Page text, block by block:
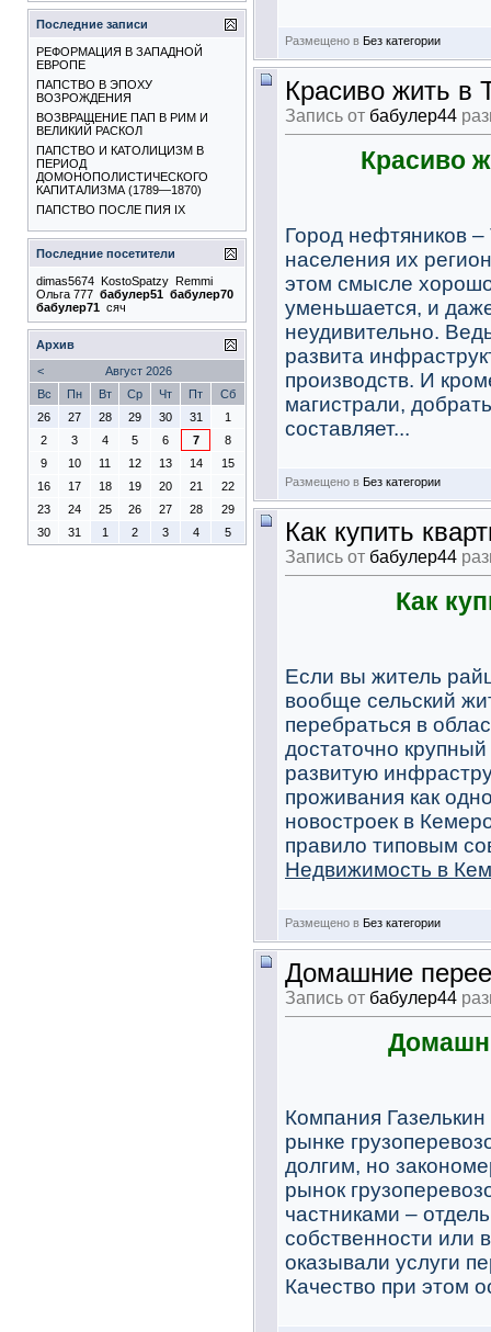
Размещено в Без категории
Красиво жить в
Запись от бабулер44
Красиво
Город нефтяников
населения их
этом смысле
уменьшается, и
неудивительно.
развита
производств. И
магистрали,
составляет...
Размещено в Без категории
Как купить
Запись от бабулер44
Как
Если вы житель
вообще сельский
перебраться в
достаточно
развитую
проживания как
новостроек в
правило типовым
Недвижимость в
Размещено в Без категории
Домашние
Запись от бабулер44
Компания Газелькин
рынке
долгим, но
рынок
частниками –
собственности или
оказывали услуги
Качество при этом
Последние записи
РЕФОРМАЦИЯ В ЗАПАДНОЙ
ЕВРОПЕ
ПАПСТВО В ЭПОХУ
ВОЗРОЖДЕНИЯ
ВОЗВРАЩЕНИЕ ПАП В РИМ И
ВЕЛИКИЙ РАСКОЛ
ПАПСТВО И КАТОЛИЦИЗМ В
ПЕРИОД
ДОМОНОПОЛИСТИЧЕСКОГО
КАПИТАЛИЗМА (1789—1870)
ПАПСТВО ПОСЛЕ ПИЯ IX
Последние посетители
dimas5674 KostoSpatzy
Remmi
Ольга 777 бабулер51 бабулер70
бабулер71 сяч
Архив
<
Август 2026
Вс
Пн Вт Ср Чт Пт
Сб
26
27 28 29 30 31
1
2
3 4 5 6 7
8
9
10 11 12 13 14
15
16
17 18 19 20 21
22
23
24 25 26 27 28
29
30
31 1 2 3 4 5